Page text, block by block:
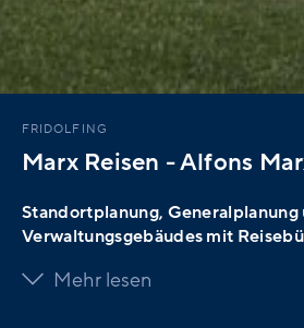
FRIDOLFING
Marx Reisen - Alfons
Standortplanung, Generalplanung
Verwaltungsgebäudes mit
Mehr lesen